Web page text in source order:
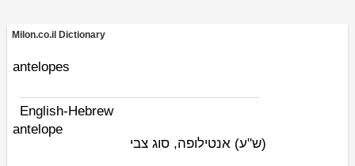
Milon.co.il Dictionary
antelopes
English-Hebrew
antelope
(ש"ע) אנטילופה, סוג צבי